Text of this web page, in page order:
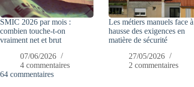
SMIC 2026 par mois :
combien touche-t-on
vraiment net et brut
07/06/2026
4 commentaires
Les métiers manuels face
hausse des exigences en
matière de sécurité
27/05/2026
2 commentaires
64 commentaires